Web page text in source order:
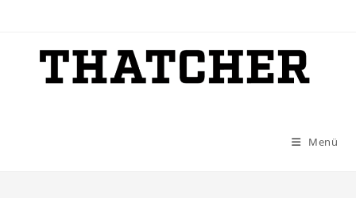
springen
Menü